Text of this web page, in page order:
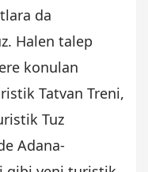
da
Halen talep
konulan
Tatvan Treni,
Tuz
Adana-